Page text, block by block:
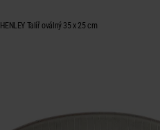
HENLEY Talíř oválný 35 x 25 cm